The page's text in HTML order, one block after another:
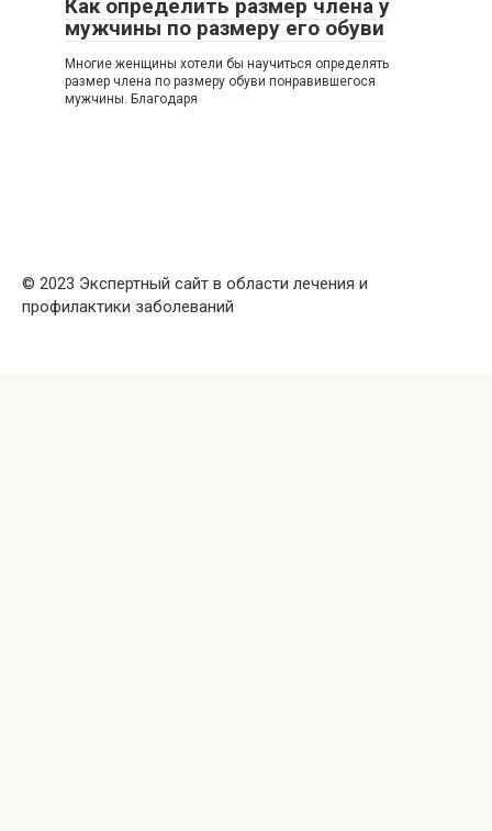
Как определить размер члена у
мужчины по размеру его обуви
Многие женщины хотели бы научиться определять
размер члена по размеру обуви понравившегося
мужчины. Благодаря
© 2023 Экспертный сайт в области лечения и
профилактики заболеваний